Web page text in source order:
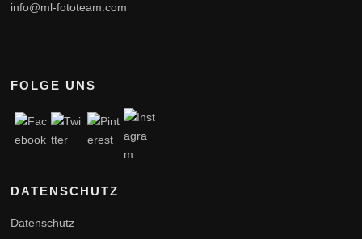
info@ml-fototeam.com
FOLGE UNS
DATENSCHUTZ
Datenschutz